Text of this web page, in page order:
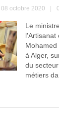
08 octobre 2020
Le
l'Artisanat
Mohamed
à Alger,
du
métiers